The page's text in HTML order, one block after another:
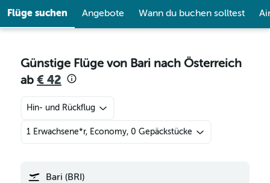
Flüge suchen Angebote Wann du buchen solltest
Günstige Flüge von Bari nach Österreich
ab € 42
Hin- und Rückflug
1 Erwachsene*r, Economy, 0 Gepäckstücke
Bari (BRI)